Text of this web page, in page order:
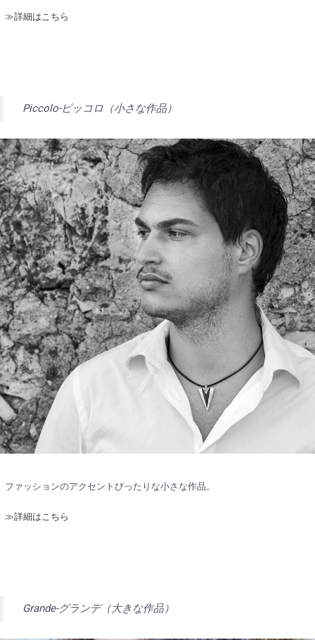
≫詳細はこちら
Piccolo-ピッコロ（小さな作品）
ファッションのアクセントぴったりな小さな作品。
≫詳細はこちら
Grande-グランデ（大きな作品）